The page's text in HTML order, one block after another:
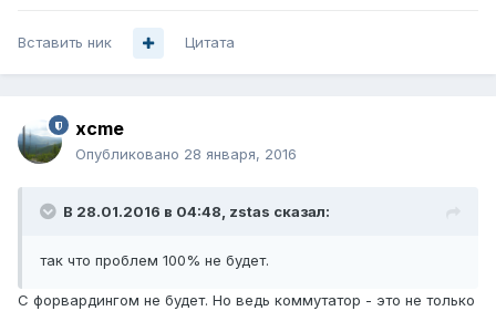
Вставить ник Цитата
xcme
Опубликовано 28 января, 2016
В 28.01.2016 в 04:48, zstas сказал:
так что проблем 100% не будет.
С форвардингом не будет. Но ведь коммутатор - это не только